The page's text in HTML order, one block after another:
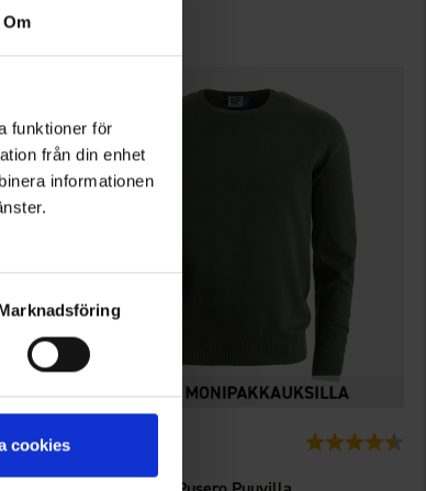
Om
funktioner för
från din enhet
informationen
cookies4.4 5:sta tähdestä Arvio: